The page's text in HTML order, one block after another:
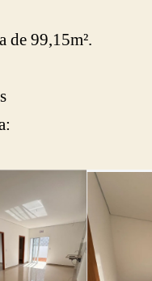
de 99,15m².